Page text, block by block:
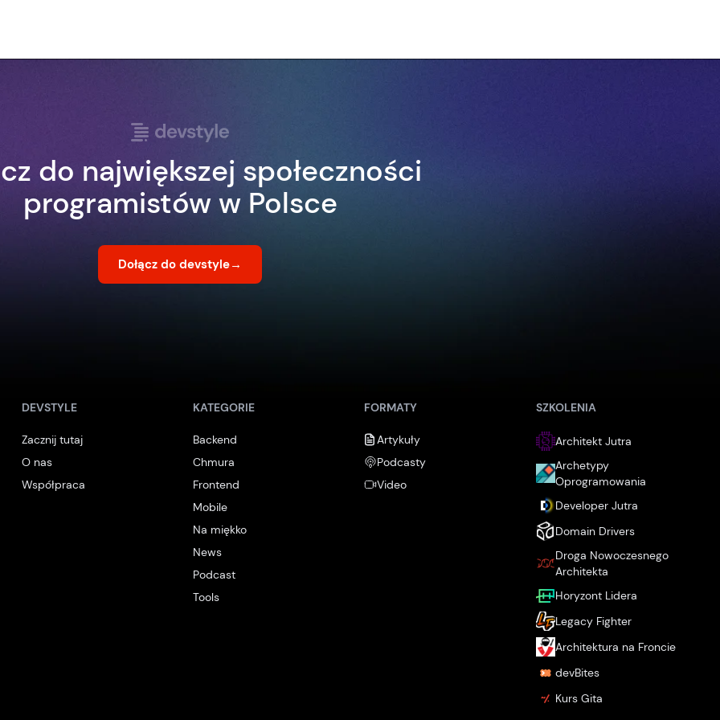
do największej społeczności
programistów w Polsce
Dołącz do devstyle→
DEVSTYLE
Zacznij tutaj
O nas
Współpraca
KATEGORIE
Backend
Chmura
Frontend
Mobile
Na miękko
News
Podcast
Tools
FORMATY
Artykuły
Podcasty
Video
SZKOLENIA
Architekt Jutra
Archetypy
Oprogramowania
Developer Jutra
Domain Drivers
Droga Nowoczesnego
Architekta
Horyzont Lidera
Legacy Fighter
Architektura na Froncie
devBites
Kurs Gita